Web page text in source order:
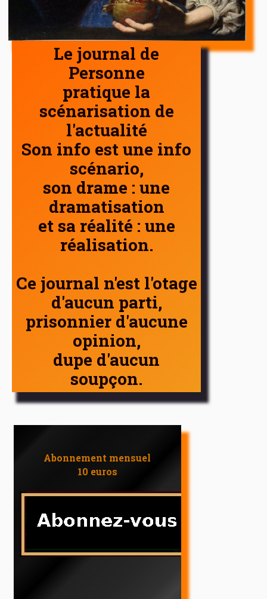
Le journal de
Personne
pratique la
scénarisation de
l'actualité
Son info est une info
scénario,
son drame : une
dramatisation
et sa réalité : une
réalisation.
Ce journal n'est l'otage
d'aucun parti,
prisonnier d'aucune
opinion,
dupe d'aucun
soupçon.
Abonnement mensuel
10 euros